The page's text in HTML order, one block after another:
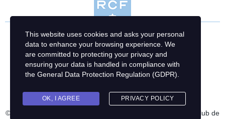
© 2023 Racing Club de France Football | Création : Racing Club de
This website uses cookies and asks your personal
data to enhance your browsing experience. We
are committed to protecting your privacy and
ensuring your data is handled in compliance with
the General Data Protection Regulation (GDPR)
OK, I AGREE PRIVACY POLICY